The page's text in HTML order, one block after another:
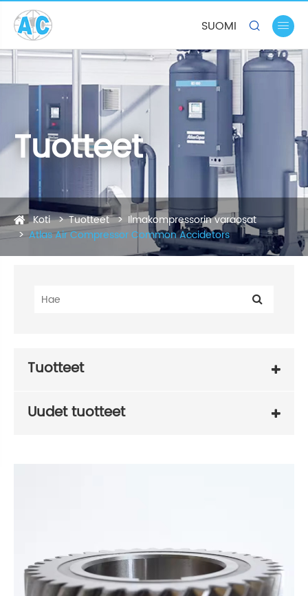
SUOMI  
Tuotteet
Koti Tuotteet
Ilmakompressorin varaosat
Atlas Air Compressor Common Accidetors
Tuotteet
Uudet tuotteet